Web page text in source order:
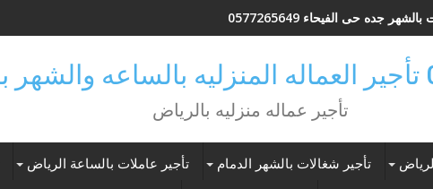
جده حى الفيحاء 0577265649
تأجير عماله منزليه بالرياض
تأجير شغالات بالشهر الدمام تأجير عاملات بالساعة الرياض